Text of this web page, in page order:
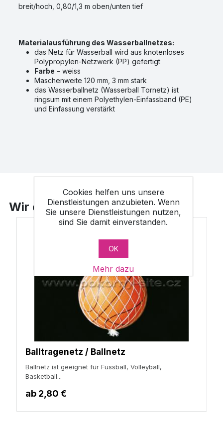
Cookies helfen uns unsere
Dienstleistungen anzubieten. Wenn
Sie unsere Dienstleistungen nutzen,
sind Sie damit einverstanden.
OK
Mehr dazu
breit/hoch, 0,80/1,3 m oben/unten tief
Materialausführung des Wasserballnetzes:
das Netz für Wasserball wird aus knotenloses
Polypropylen-Netzwerk (PP) gefertigt
Farbe – weiss
Maschenweite 120 mm, 3 mm stark
das Wasserballnetz (Wasserball Tornetz) ist
ringsum mit einem Polyethylen-Einfassband (PE)
und Einfassung verstärkt
Wir empfehlen
Balltragenetz / Ballnetz
Ballnetz ist geeignet für Fussball, Volleyball,
Basketball...
ab 2,80 €